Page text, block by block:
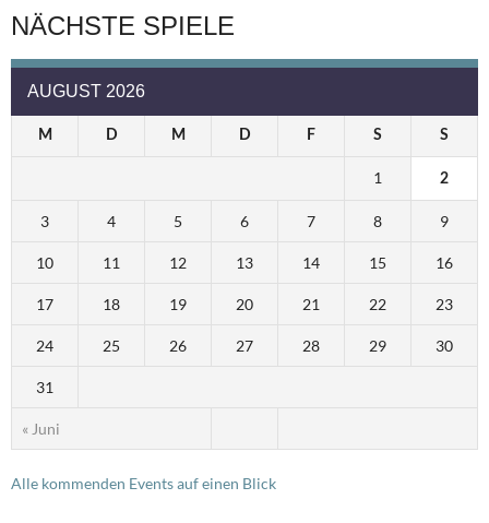
NÄCHSTE SPIELE
AUGUST 2026
M D M D F S S
« Juni
1 2
3 4 5 6 7 8 9
10 11 12 13 14 15 16
17 18 19 20 21 22 23
24 25 26 27 28 29 30
31
Alle kommenden Events auf einen Blick